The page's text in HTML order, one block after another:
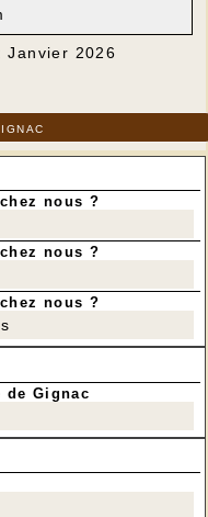
Janvier 2026
nous ?
nous ?
nous ?
Gignac